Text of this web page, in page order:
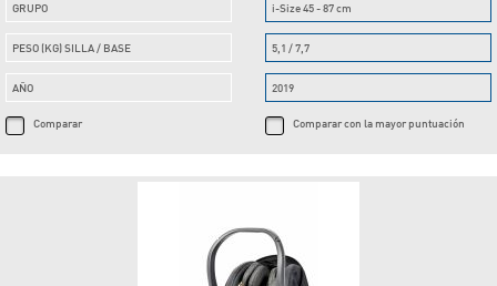
GRUPO
PESO (KG) SILLA / BASE
AÑO
Comparar
i-Size 45 - 87 cm
5,1 / 7,7
2019
Comparar con la mayor puntuación